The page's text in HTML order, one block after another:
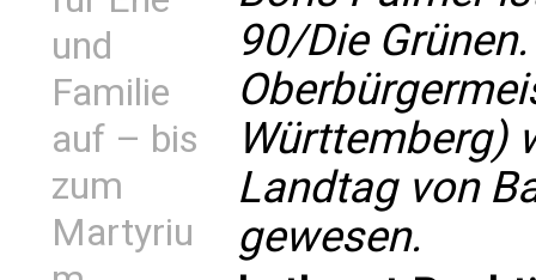
und
Familie
auf – bis
zum
Martyriu
90/Die
Württemberg)
Landtag von
gewesen.